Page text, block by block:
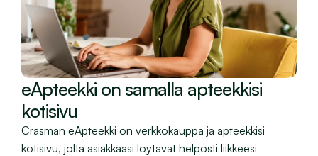
eApteekki on samalla apteekkisi
kotisivu
Crasman eApteekki on verkkokauppa ja apteekkisi
kotisivu, jolta asiakkaasi löytävät helposti liikkeesi